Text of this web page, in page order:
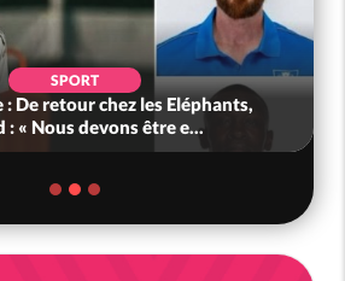
SPORT
De retour chez les Eléphants,
: « Nous devons être e...